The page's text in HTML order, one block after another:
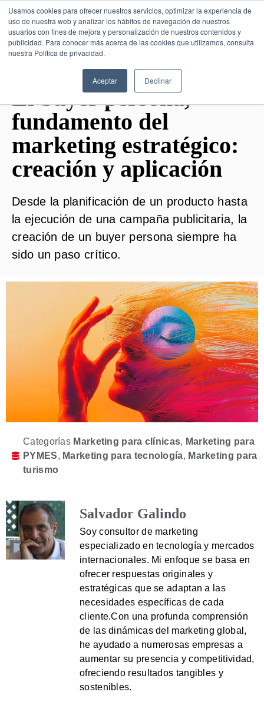
Usamos cookies para ofrecer nuestros servicios, optimizar la experiencia de
uso de nuestra web y analizar los hábitos de navegación de nuestros
usuarios con fines de mejora y personalización de nuestros contenidos y
publicidad. Para conocer más acerca de las cookies que utilizamos, consulta
nuestra Política de privacidad.
Aceptar Declinar
SESIÓN DE CONSULTORÍA GRATUITA
El buyer persona,
fundamento del
marketing estratégico:
creación y aplicación
Desde la planificación de un producto hasta
la ejecución de una campaña publicitaria, la
creación de un buyer persona siempre ha
sido un paso crítico.
Categorías Marketing para clínicas, Marketing para
PYMES, Marketing para tecnología, Marketing para
turismo
Salvador Galindo
Soy consultor de marketing
especializado en tecnología y mercados
internacionales. Mi enfoque se basa en
ofrecer respuestas originales y
estratégicas que se adaptan a las
necesidades específicas de cada
cliente.Con una profunda comprensión
de las dinámicas del marketing global,
he ayudado a numerosas empresas a
aumentar su presencia y competitividad,
ofreciendo resultados tangibles y
sostenibles.